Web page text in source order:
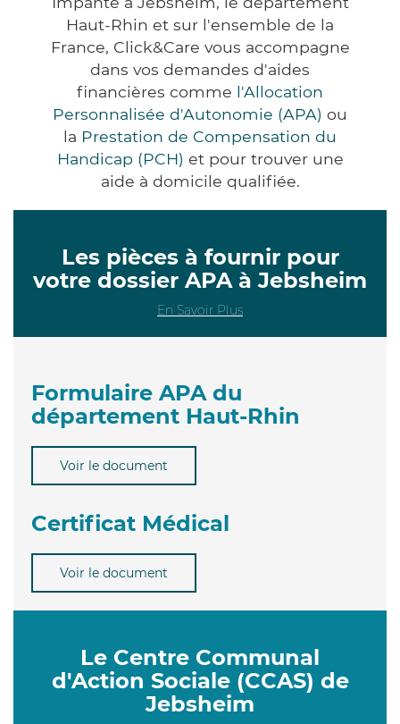
Haut-Rhin et sur l'ensemble de la
France, Click&Care vous accompagne
dans vos demandes d'aides
financières comme l'Allocation
Personnalisée d'Autonomie (APA) ou
la Prestation de Compensation du
Handicap (PCH) et pour trouver une
aide à domicile qualifiée.
Les pièces à fournir pour
votre dossier APA à Jebsheim
En Savoir Plus
Formulaire APA du
département Haut-Rhin
Voir le document
Certificat Médical
Voir le document
Le Centre Communal
d'Action Sociale (CCAS) de
Jebsheim